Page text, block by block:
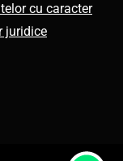
cu caracter
juridice